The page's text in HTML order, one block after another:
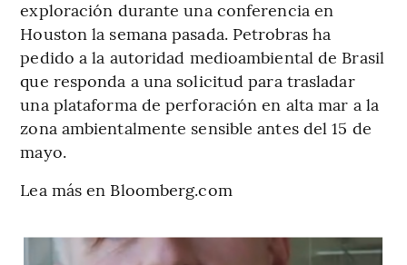
exploración durante una conferencia en
Houston la semana pasada. Petrobras ha
pedido a la autoridad medioambiental de Brasil
que responda a una solicitud para trasladar
una plataforma de perforación en alta mar a la
zona ambientalmente sensible antes del 15 de
mayo.
Lea más en Bloomberg.com